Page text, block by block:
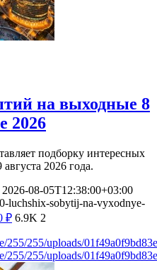
на выходные 8
2026
подборку интересных
2026 года.
2026-08-05T12:38:00+03:00
luchshix-sobytij-na-vyxodnye-
₽ 6.9K 2
255/255/uploads/
255/255/uploads/